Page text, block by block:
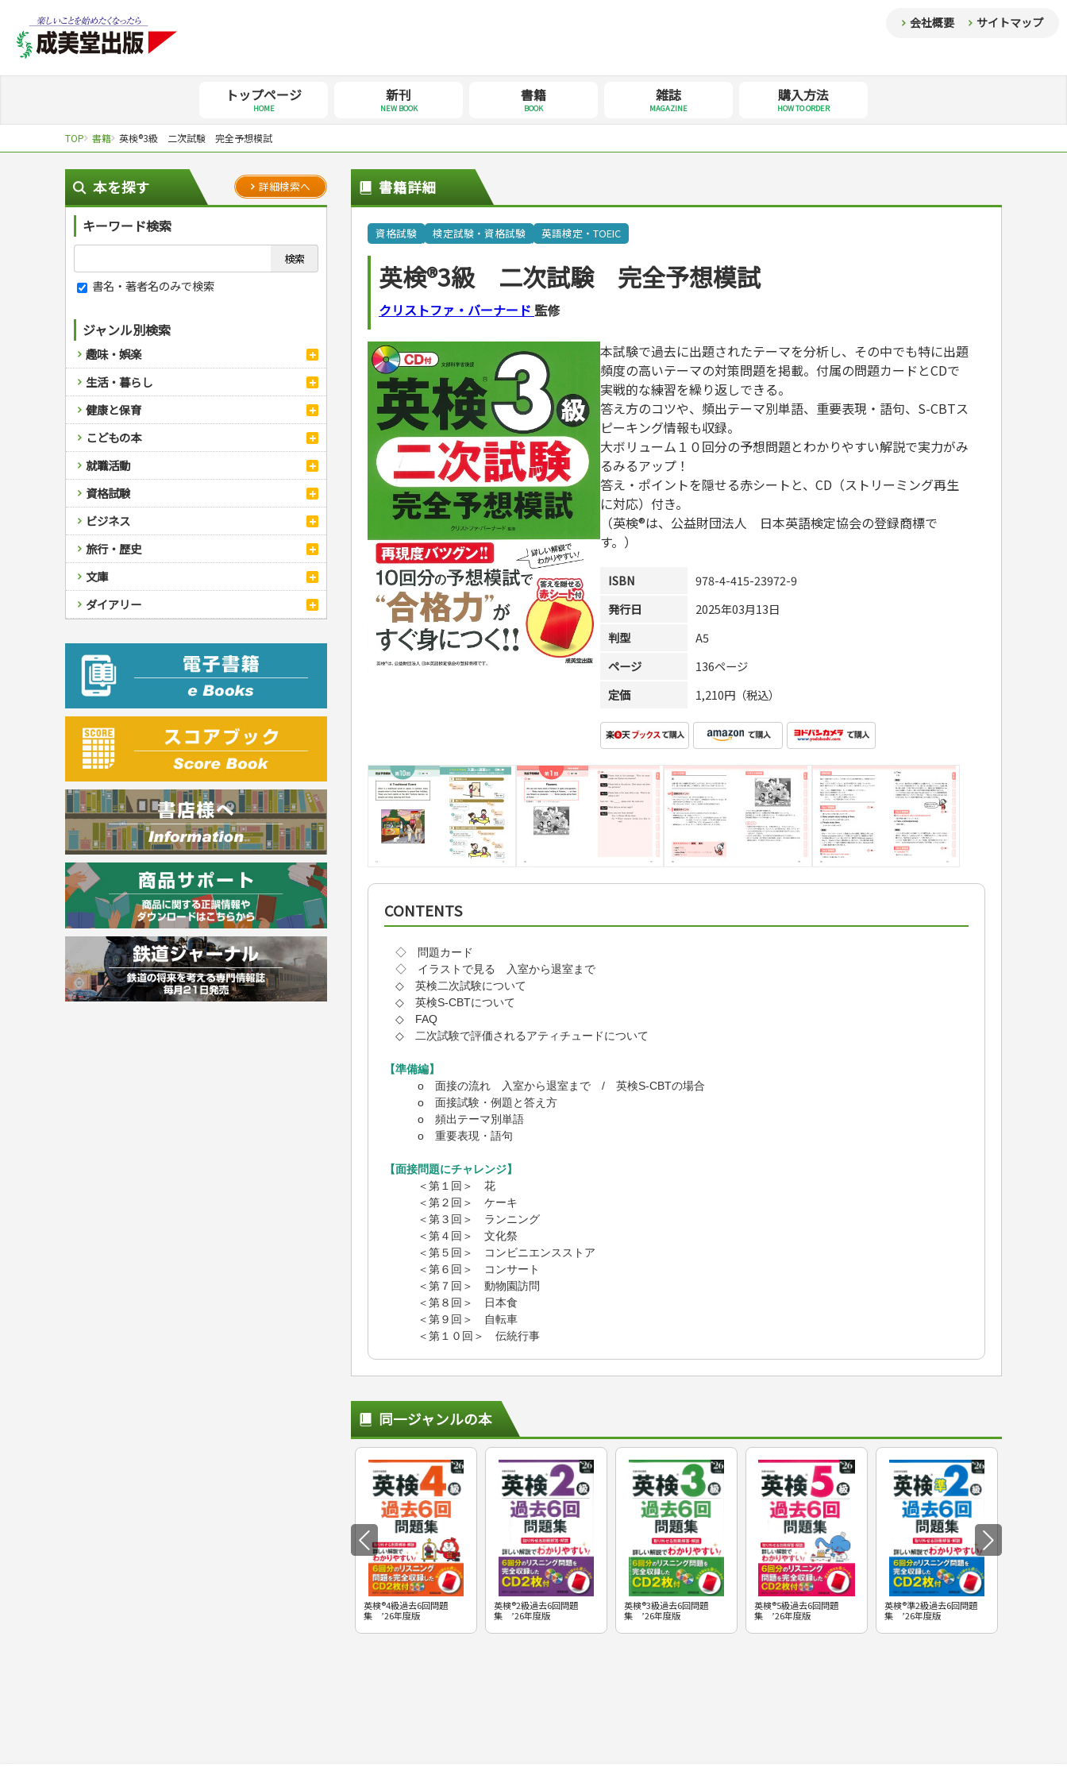
会社概要 サイトマップ
トップページ
HOME
新刊
NEW BOOK
書籍
BOOK
雑誌
MAGAZINE
購入方法
HOW TO ORDER
TOP 書籍 英検®3級 二次試験 完全予想模試
本を探す 詳細検索へ
キーワード検索
書名・著者名のみで検索
ジャンル別検索
趣味・娯楽
スポーツ
スポーツルール
野球
ゴルフ
トレーニング
ジュニアスポーツ
その他スポーツ
自然・アウトドア・ペット
アウトドア
犬・猫
ペット・飼育
園芸・野菜づくり
雑学
娯楽・ゲーム・占い
ナンプレ
囲碁・将棋・麻雀
ゲーム・マジック
家相・風水・占い
カルチャー・芸術・趣味
鉄道・車・自転車
音楽・楽器
趣味・鑑賞・カメラ
絵画・デッサン
俳句・詩・ことば
辞典・語学
辞典
語学・旅行会話
運転免許
原付・二輪
普通免許
その他免許
生活・暮らし
料理
料理・レシピ
おもてなし・ごちそう料理
各国料理
お弁当
健康メニュー・ダイエット
調理器具クッキング
お菓子・ケーキ・パン
飲み物・お酒
手芸・クラフト
編み物
ソーイング
クラフト
住まい・インテリア・暮らし
インテリア・ハウジング
収納・掃除・暮らし
美容・ファッション
ダイエット・エクササイズ
メイク・ネイル・ヘア
着物・着つけ
冠婚葬祭・手紙・ペン字
冠婚葬祭・スピーチ・マナー
手紙・ペン字
妊娠・出産・育児
妊娠・出産・育児
離乳食・幼児食・こどもレシピ
健康と保育
家庭医学・健康
ツボ・マッサージ
家庭医学・病気
健康知識
栄養事典
生活習慣病
看護・介護
看護一般
介護一般
保育・教育
パネルシアター
指導マニュアル
こどもの本
児童一般
おりがみ・あやとり
なぞなぞ・ゲーム
占い・心理ゲーム
のりもの・ずかん
読み物・絵本
音と光のでる絵本
学参・ドリル
夏休みドリル
総復習ドリル
学習・地図
自由研究・読書感想文
えんぴつちょう
就職活動
就職活動
就職試験
公務員試験
資格試験
検定試験・資格試験
英語検定・TOEIC
漢字検定・数学検定
簿記検定
ケアマネジャー
介護・社会福祉士
司法書士・社労士
行政書士・宅建
FP
衛生管理・運行管理
建築・土木
電気・危険物
調理師
スキル・キャリアアップ
危険物取扱者
消防設備士
登録販売者
その他資格試験
ビジネス
経営・経済・法律
マネー・株・資産
簿記・経理・税金・保険
その他ビジネス
自己啓発
ビジネス読み物
旅行・歴史
国内・海外旅行
国外旅行
国内旅行
散歩・グルメ
地理・歴史
地理・地図
歴史
文庫
文庫
成美文庫
ダイアリー
プラチナダイアリー プレステージ
書籍詳細
資格試験 検定試験・資格試験 英語検定・TOEIC
英検®3級 二次試験 完全予想模試
クリストファ・バーナード 監修
本試験で過去に出題されたテーマを分析し、その中でも特に出題
頻度の高いテーマの対策問題を掲載。付属の問題カードとCDで
実戦的な練習を繰り返しできる。
答え方のコツや、頻出テーマ別単語、重要表現・語句、S-CBTス
ピーキング情報も収録。
大ボリューム１０回分の予想問題とわかりやすい解説で実力がみ
るみるアップ！
答え・ポイントを隠せる赤シートと、CD（ストリーミング再生
に対応）付き。
（英検®は、公益財団法人 日本英語検定協会の登録商標で
す。）
ISBN
978-4-415-23972-9
発行日
2025年03月13日
判型
A5
ページ
136ページ
定価
1,210円（税込）
CONTENTS
◇ 問題カード
◇ イラストで見る 入室から退室まで
◇ 英検二次試験について
◇ 英検S-CBTについて
◇ FAQ
◇ 二次試験で評価されるアティチュードについて
【準備編】
o 面接の流れ 入室から退室まで / 英検S-CBTの場合
o 面接試験・例題と答え方
o 頻出テーマ別単語
o 重要表現・語句
【面接問題にチャレンジ】
＜第１回＞ 花
＜第２回＞ ケーキ
＜第３回＞ ランニング
＜第４回＞ 文化祭
＜第５回＞ コンビニエンスストア
＜第６回＞ コンサート
＜第７回＞ 動物園訪問
＜第８回＞ 日本食
＜第９回＞ 自転車
＜第１０回＞ 伝統行事
同一ジャンルの本
英検®4級過去6回問題
集 ’26年度版
英検®2級過去6回問題
集 ’26年度版
英検®3級過去6回問題
集 ’26年度版
英検®5級過去6回問題
集 ’26年度版
英検®準2級過去6回問題
集 ’26年度版